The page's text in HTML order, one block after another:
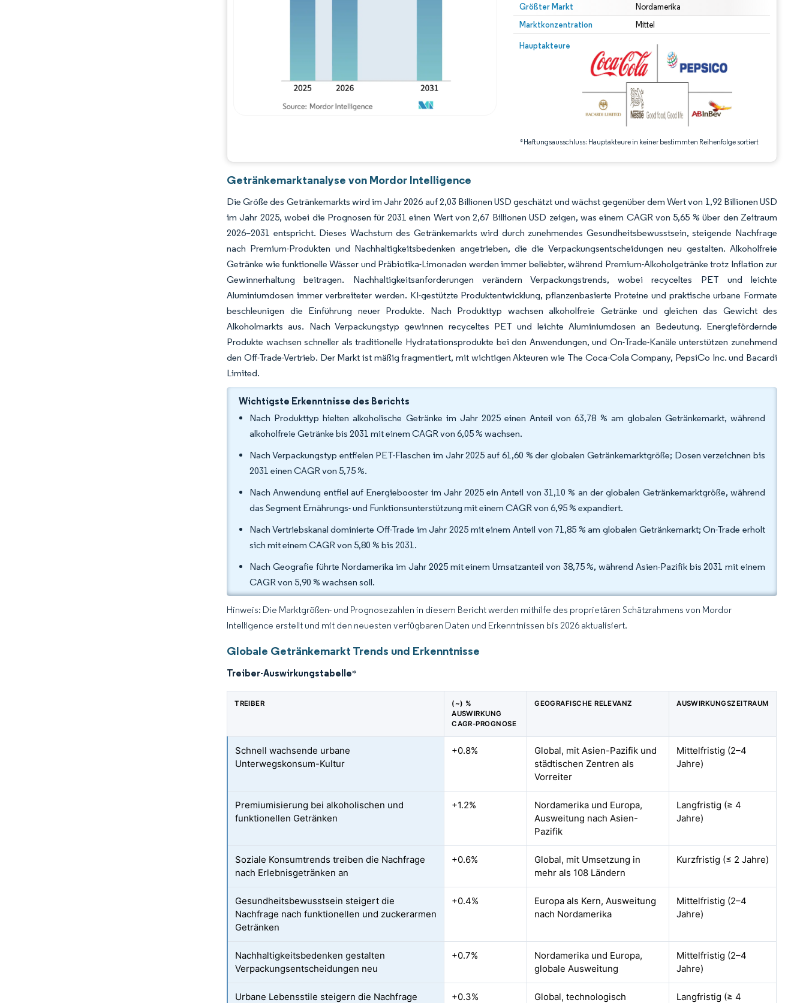
Größter Markt Nordamerika
Marktkonzentration Mittel
Hauptakteure
*Haftungsausschluss: Hauptakteure in keiner bestimmten Reihenfolge sortiert
Bild © Mordor Intelligence. Wiederverwendung erfordert Namensnennung gemäß CC BY 4.0.
Bild © Mordor Intelligence. Wiederverwendung erfordert Namensnennung gemäß CC BY 4.0.
Getränkemarktanalyse von Mordor Intelligence
Die Größe des Getränkemarkts wird im Jahr 2026 auf 2,03 Billionen USD geschätzt und wächst gegenüber dem Wert von 1,92 Billionen USD
im Jahr 2025, wobei die Prognosen für 2031 einen Wert von 2,67 Billionen USD zeigen, was einem CAGR von 5,65 % über den Zeitraum
2026–2031 entspricht. Dieses Wachstum des Getränkemarkts wird durch zunehmendes Gesundheitsbewusstsein, steigende Nachfrage
nach Premium-Produkten und Nachhaltigkeitsbedenken angetrieben, die die Verpackungsentscheidungen neu gestalten. Alkoholfreie
Getränke wie funktionelle Wässer und Präbiotika-Limonaden werden immer beliebter, während Premium-Alkoholgetränke trotz Inflation zur
Gewinnerhaltung beitragen. Nachhaltigkeitsanforderungen verändern Verpackungstrends, wobei recyceltes PET und leichte
Aluminiumdosen immer verbreiteter werden. KI-gestützte Produktentwicklung, pflanzenbasierte Proteine und praktische urbane Formate
beschleunigen die Einführung neuer Produkte. Nach Produkttyp wachsen alkoholfreie Getränke und gleichen das Gewicht des
Alkoholmarkts aus. Nach Verpackungstyp gewinnen recyceltes PET und leichte Aluminiumdosen an Bedeutung. Energiefördernde
Produkte wachsen schneller als traditionelle Hydratationsprodukte bei den Anwendungen, und On-Trade-Kanäle unterstützen zunehmend
den Off-Trade-Vertrieb. Der Markt ist mäßig fragmentiert, mit wichtigen Akteuren wie The Coca-Cola Company, PepsiCo Inc. und Bacardi
Limited.
Wichtigste Erkenntnisse des Berichts
Nach Produkttyp hielten alkoholische Getränke im Jahr 2025 einen Anteil von 63,78 % am globalen Getränkemarkt, während
alkoholfreie Getränke bis 2031 mit einem CAGR von 6,05 % wachsen.
Nach Verpackungstyp entfielen PET-Flaschen im Jahr 2025 auf 61,60 % der globalen Getränkemarktgröße; Dosen verzeichnen bis
2031 einen CAGR von 5,75 %.
Nach Anwendung entfiel auf Energiebooster im Jahr 2025 ein Anteil von 31,10 % an der globalen Getränkemarktgröße, während
das Segment Ernährungs- und Funktionsunterstützung mit einem CAGR von 6,95 % expandiert.
Nach Vertriebskanal dominierte Off-Trade im Jahr 2025 mit einem Anteil von 71,85 % am globalen Getränkemarkt; On-Trade erholt
sich mit einem CAGR von 5,80 % bis 2031.
Nach Geografie führte Nordamerika im Jahr 2025 mit einem Umsatzanteil von 38,75 %, während Asien-Pazifik bis 2031 mit einem
CAGR von 5,90 % wachsen soll.
Hinweis: Die Marktgrößen- und Prognosezahlen in diesem Bericht werden mithilfe des proprietären Schätzrahmens von Mordor
Intelligence erstellt und mit den neuesten verfügbaren Daten und Erkenntnissen bis 2026 aktualisiert.
Globale Getränkemarkt Trends und Erkenntnisse
Treiber-Auswirkungstabelle*
TREIBER
(~) %
AUSWIRKUNG
CAGR-PROGNOSE
GEOGRAFISCHE RELEVANZ AUSWIRKUNGSZEITRAUM
Schnell wachsende urbane
Unterwegskonsum-Kultur
+0.8%
Global, mit Asien-Pazifik und
städtischen Zentren als
Vorreiter
Mittelfristig (2–4
Jahre)
Premiumisierung bei alkoholischen und
funktionellen Getränken
+1.2%
Nordamerika und Europa,
Ausweitung nach Asien-
Pazifik
Langfristig (≥ 4
Jahre)
Soziale Konsumtrends treiben die Nachfrage
nach Erlebnisgetränken an
+0.6%
Global, mit Umsetzung in
mehr als 108 Ländern
Kurzfristig (≤ 2 Jahre)
Gesundheitsbewusstsein steigert die
Nachfrage nach funktionellen und zuckerarmen
Getränken
+0.4%
Europa als Kern, Ausweitung
nach Nordamerika
Mittelfristig (2–4
Jahre)
Nachhaltigkeitsbedenken gestalten
Verpackungsentscheidungen neu
+0.7%
Nordamerika und Europa,
globale Ausweitung
Mittelfristig (2–4
Jahre)
Urbane Lebensstile steigern die Nachfrage
+0.3%
Global, technologisch
Langfristig (≥ 4